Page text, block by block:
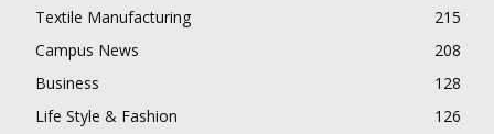
Textile Manufacturing
215
Campus News
208
Business
128
Life Style & Fashion
126